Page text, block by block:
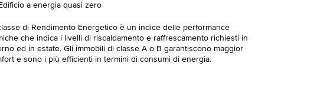
Edificio a energia quasi zero
di Rendimento Energetico è un indice delle performance
che indica i livelli di riscaldamento e raffrescamento richiesti in
ed in estate. Gli immobili di classe A o B garantiscono maggior
e sono i più efficienti in termini di consumi di energia.